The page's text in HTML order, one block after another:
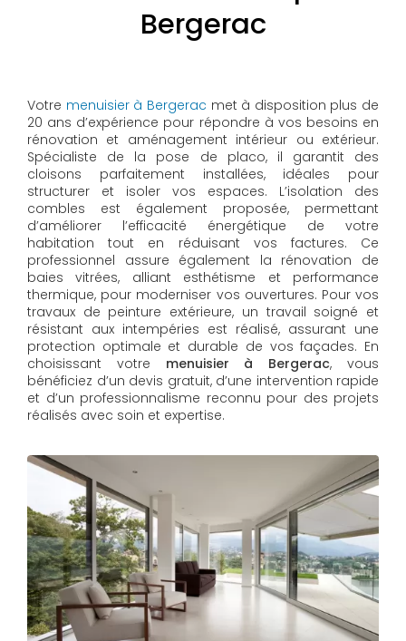
Bergerac
Votre menuisier à Bergerac met à disposition plus de
20 ans d’expérience pour répondre à vos besoins en
rénovation et aménagement intérieur ou extérieur.
Spécialiste de la pose de placo, il garantit des
cloisons parfaitement installées, idéales pour
structurer et isoler vos espaces. L’isolation des
combles est également proposée, permettant
d’améliorer l’efficacité énergétique de votre
habitation tout en réduisant vos factures. Ce
professionnel assure également la rénovation de
baies vitrées, alliant esthétisme et performance
thermique, pour moderniser vos ouvertures. Pour vos
travaux de peinture extérieure, un travail soigné et
résistant aux intempéries est réalisé, assurant une
protection optimale et durable de vos façades. En
choisissant votre menuisier à Bergerac, vous
bénéficiez d’un devis gratuit, d’une intervention rapide
et d’un professionnalisme reconnu pour des projets
réalisés avec soin et expertise.